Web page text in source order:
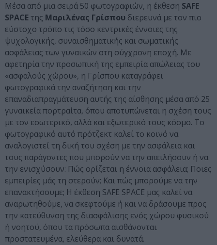
Μέσα από μια σειρά 50 φωτογραφιών, η έκθεση SAFE
SPACE της Μαριλένας Γρίσπου διερευνά με τον πιο
εύστοχο τρόπο τις τόσο κεντρικές έννοιες της
ψυχολογικής, συναισθηματικής και σωματικής
ασφάλειας των γυναικών στη σύγχρονη εποχή. Με
αφετηρία την προσωπική της εμπειρία απώλειας του
«ασφαλούς χώρου», η Γρίσπου καταγράφει
φωτογραφικά την αναζήτηση και την
επαναδιαπραγμάτευση αυτής της αίσθησης μέσα από 25
γυναικεία πορτραίτα, όπου αποτυπώνεται η σχέση τους
με τον εσωτερικό, αλλά και εξωτερικό τους κόσμο. Το
φωτογραφικό αυτό πρότζεκτ καλεί το κοινό να
αναλογιστεί τη δική του σχέση με την ασφάλεια και
τους παράγοντες που μπορούν να την απειλήσουν ή να
την ενισχύσουν: Πώς ορίζεται η έννοια ασφάλεια; Ποιες
εμπειρίες μάς τη στερούν; Και πώς μπορούμε να την
επανακτήσουμε; Η έκθεση SAFE SPACE μας καλεί να
αναρωτηθούμε, να σκεφτούμε ή και να δράσουμε προς
την κατεύθυνση της διασφάλισης ενός χώρου φυσικού
ή νοητού, όπου τα πρόσωπα αισθάνονται
προστατευμένα, ελεύθερα και δυνατά.